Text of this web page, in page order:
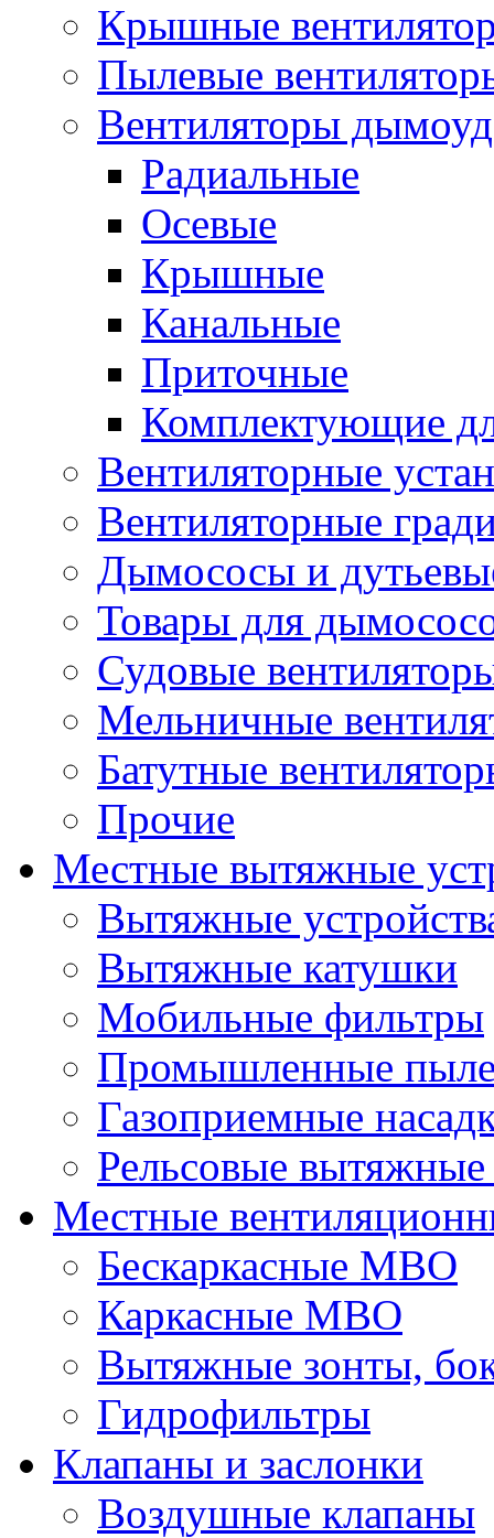
Крышные
Пылевые
Вентиляторы
Радиальные
Осевые
Крышные
Канальные
Приточные
Комплектующие
Вентиляторные
Вентиляторные
Дымососы и
Товары для
Судовые
Мельничные
Батутные
Прочие
Местные вытяжные
Вытяжные
Вытяжные катушки
Мобильные фильтры
Промышленные
Газоприемные
Рельсовые
Местные
Бескаркасные МВО
Каркасные МВО
Вытяжные зонты,
Гидрофильтры
Клапаны и заслонки
Воздушные клапаны